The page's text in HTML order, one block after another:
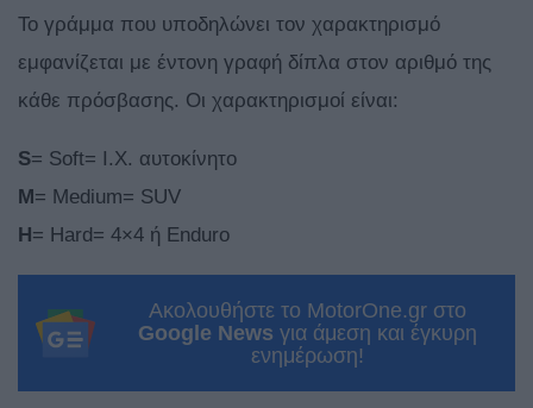
Το γράμμα που υποδηλώνει τον χαρακτηρισμό
εμφανίζεται με έντονη γραφή δίπλα στον αριθμό της
κάθε πρόσβασης. Οι χαρακτηρισμοί είναι:
S= Soft= Ι.Χ. αυτοκίνητο
Μ= Medium= SUV
H= Hard= 4×4 ή Enduro
Ακολουθήστε το MotorOne.gr στο
Google News για άμεση και έγκυρη
ενημέρωση!